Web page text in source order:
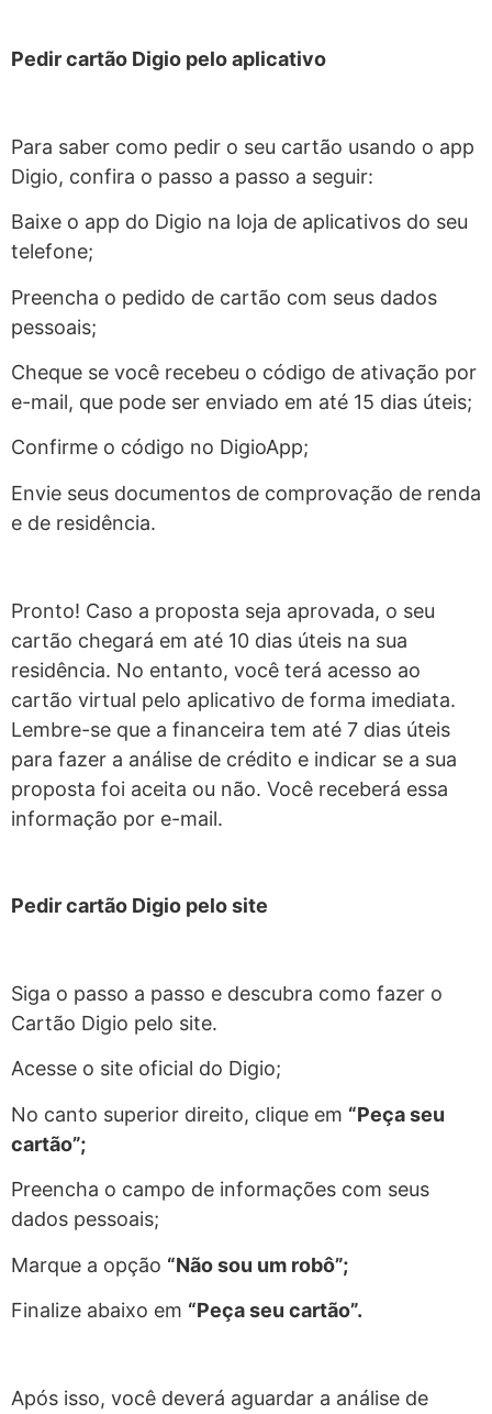
Pedir cartão Digio pelo aplicativo
Para saber como pedir o seu cartão usando o app
Digio, confira o passo a passo a seguir:
Baixe o app do Digio na loja de aplicativos do seu
telefone;
Preencha o pedido de cartão com seus dados
pessoais;
Cheque se você recebeu o código de ativação por
e-mail, que pode ser enviado em até 15 dias úteis;
Confirme o código no DigioApp;
Envie seus documentos de comprovação de renda
e de residência.
Pronto! Caso a proposta seja aprovada, o seu
cartão chegará em até 10 dias úteis na sua
residência. No entanto, você terá acesso ao
cartão virtual pelo aplicativo de forma imediata.
Lembre-se que a financeira tem até 7 dias úteis
para fazer a análise de crédito e indicar se a sua
proposta foi aceita ou não. Você receberá essa
informação por e-mail.
Pedir cartão Digio pelo site
Siga o passo a passo e descubra como fazer o
Cartão Digio pelo site.
Acesse o site oficial do Digio;
No canto superior direito, clique em “Peça seu
cartão”;
Preencha o campo de informações com seus
dados pessoais;
Marque a opção “Não sou um robô”;
Finalize abaixo em “Peça seu cartão”.
Após isso, você deverá aguardar a análise de